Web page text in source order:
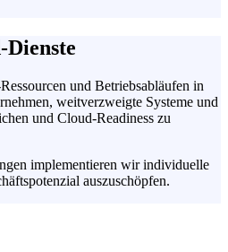
Dienste
und Betriebsabläufen in
weitverzweigte Systeme und
und Cloud-Readiness zu
implementieren wir individuelle
auszuschöpfen.